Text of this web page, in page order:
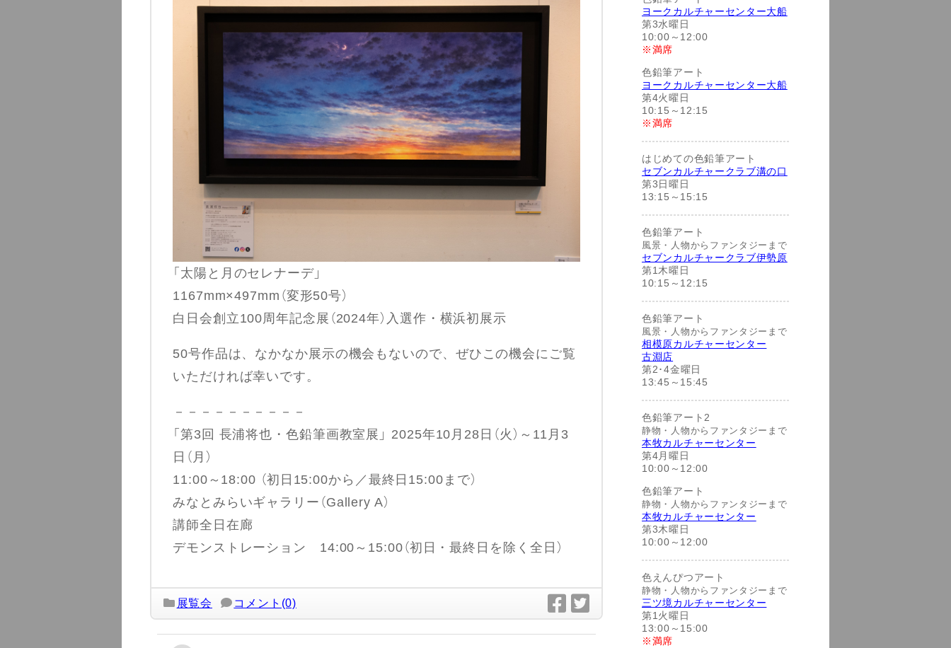
「太陽と月のセレナーデ」
1167mm×497mm（変形50号）
白日会創立100周年記念展（2024年）入選作・横浜初展示
50号作品は、なかなか展示の機会もないので、ぜひこの機会にご覧
いただければ幸いです。
－－－－－－－－－－
「第3回 長浦将也・色鉛筆画教室展」 2025年10月28日（火）～11月3
日（月）
11:00～18:00 （初日15:00から／最終日15:00まで）
みなとみらいギャラリー（Gallery A）
講師全日在廊
デモンストレーション 14:00～15:00（初日・最終日を除く全日）
展覧会 コメント(0)
ヨークカルチャーセンター大船
第3水曜日
10:00～12:00
※満席
色鉛筆アート
ヨークカルチャーセンター大船
第4火曜日
10:15～12:15
※満席
はじめての色鉛筆アート
セブンカルチャークラブ溝の口
第3日曜日
13:15～15:15
色鉛筆アート
風景・人物からファンタジーまで
セブンカルチャークラブ伊勢原
第1木曜日
10:15～12:15
色鉛筆アート
風景・人物からファンタジーまで
相模原カルチャーセンター
古淵店
第2･4金曜日
13:45～15:45
色鉛筆アート2
静物・人物からファンタジーまで
本牧カルチャーセンター
第4月曜日
10:00～12:00
色鉛筆アート
静物・人物からファンタジーまで
本牧カルチャーセンター
第3木曜日
10:00～12:00
色えんぴつアート
静物・人物からファンタジーまで
三ツ境カルチャーセンター
第1火曜日
13:00～15:00
※満席